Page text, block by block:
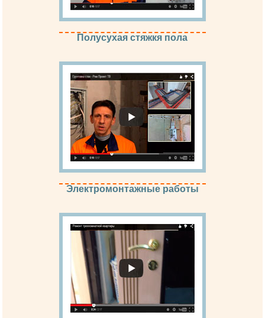
Полусухая стяжкя пола
Электромонтажные работы